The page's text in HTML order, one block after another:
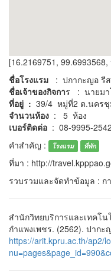
[16.2169751,
ชื่อโรงแรม
: ปกากะญอ รี
ชื่อเจ้าของกิจการ : นายมา
ที่อยู่ : 39/4 หมู่ที่2 ต.นคร
จำนวนห้อง : 5 ห้อง
เบอร์ติดต่อ : 08-9995-
คำสำคัญ :
โรงแรม ที่พัก
ที่มา : http://
รวบรวมและจัดทำข้อมูล :
สำนักวิทยบริการและเทคโ
กำแพงเพชร. (2562). ปาก
https://arit.kpru.ac.th/ap2/